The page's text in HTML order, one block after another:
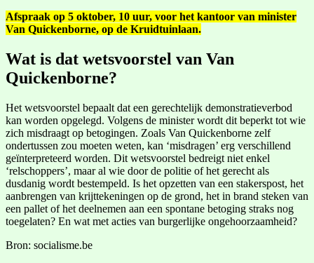
Afspraak op 5 oktober, 10 uur, voor het kantoor van minister
Van Quickenborne, op de Kruidtuinlaan.
Wat is dat wetsvoorstel van Van
Quickenborne?
Het wetsvoorstel bepaalt dat een gerechtelijk demonstratieverbod
kan worden opgelegd. Volgens de minister wordt dit beperkt tot wie
zich misdraagt op betogingen. Zoals Van Quickenborne zelf
ondertussen zou moeten weten, kan ‘misdragen’ erg verschillend
geïnterpreteerd worden. Dit wetsvoorstel bedreigt niet enkel
‘relschoppers’, maar al wie door de politie of het gerecht als
dusdanig wordt bestempeld. Is het opzetten van een stakerspost, het
aanbrengen van krijttekeningen op de grond, het in brand steken van
een pallet of het deelnemen aan een spontane betoging straks nog
toegelaten? En wat met acties van burgerlijke ongehoorzaamheid?
Bron: socialisme.be